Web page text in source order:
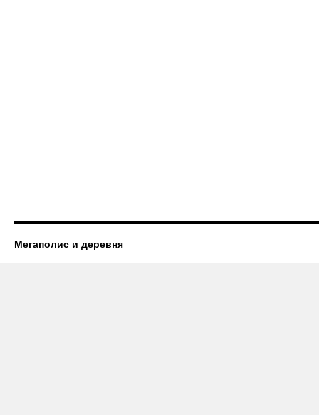
Мегаполис и деревня